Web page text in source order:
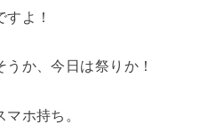
よ！
か、今日は祭りか！
ホ持ち。